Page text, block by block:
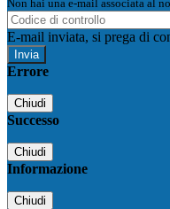
Non hai una e-mail associata al
E-mail inviata, si prega di
Errore
Chiudi
Successo
Chiudi
Informazione
Chiudi